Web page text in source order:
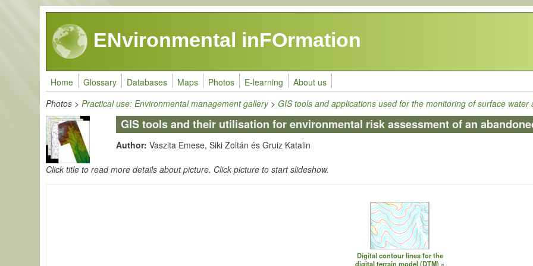
Skip to main content
ENvironmental inFOrmation
Home Glossary Databases Maps Photos E-learning About us
Photos >Practical use: Environmental management gallery>GIS tools and applications used for the monitoring of surface water
GIS tools and their utilisation for environmental risk assessment of an
Author:Vaszita Emese, Siki Zoltán és Gruiz Katalin
Click title to read more details about picture. Click picture to start slideshow.
Digital contour lines for the
digital terrain model (DTM)